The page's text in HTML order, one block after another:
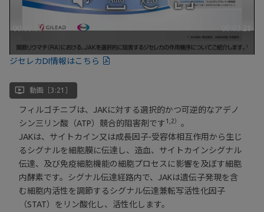
ジセレカDI情報はこちら
ondemand_video 動画［3:21］
フィルゴチニブは、JAKに対する選択的かつ可逆的なアデノ
シン三リン酸（ATP）競合的阻害剤です1,2） 。
JAKは、サイトカイン又は成長因子-受容体相互作用から生じ
るシグナルを細胞膜に伝達し、造血、サイトカインシグナル
伝達、及び免疫細胞機能の細胞プロセスに影響を及ぼす細胞
内酵素です。シグナル伝達経路内で、JAKは遺伝子発現を含
む細胞内活性を調節するシグナル伝達兼転写活性化因子
（STAT）をリン酸化し、活性化します。